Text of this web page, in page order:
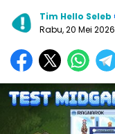
Tim Hello Seleb
Rabu, 20 Mei 2026